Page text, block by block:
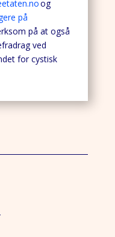
og
på
på at også
ved
for cystisk